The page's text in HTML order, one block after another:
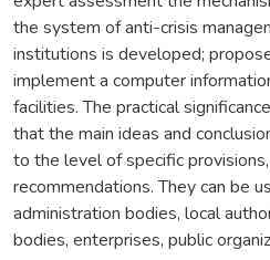
the system of anti-crisis
institutions is developed;
implement a computer
facilities. The practical
that the main ideas and
to the level of specific
recommendations. They can be
administration bodies, local
bodies, enterprises, public